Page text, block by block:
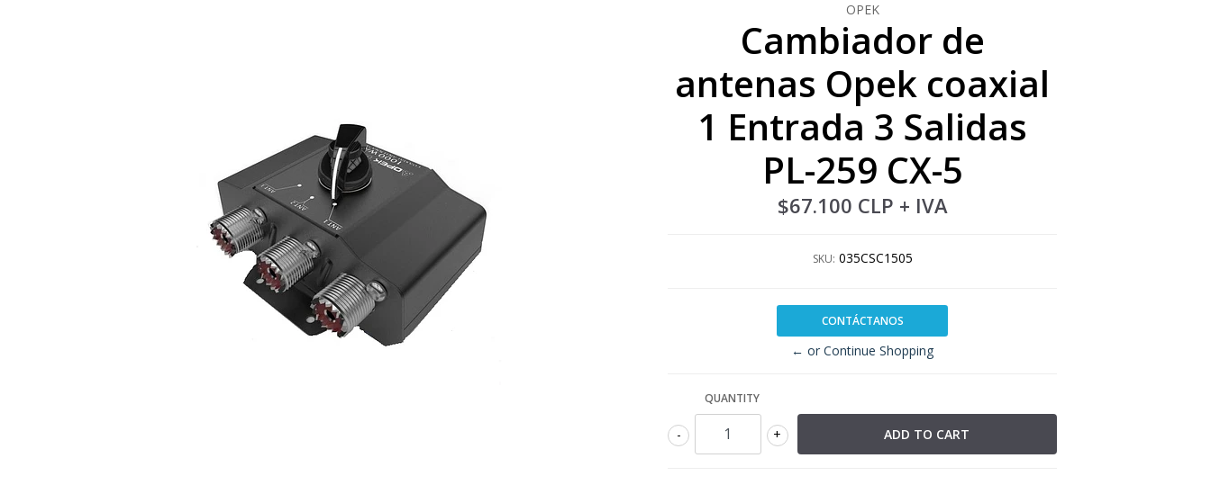
OPEK
Cambiador de
antenas Opek coaxial
1 Entrada 3 Salidas
PL-259 CX-5
$67.100 CLP + IVA
SKU: 035CSC1505
CONTÁCTANOS
← or Continue Shopping
QUANTITY
+
-